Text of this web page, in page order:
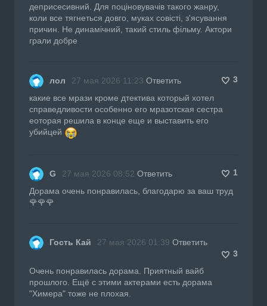
деприсесивний. Для поціновувачів такого жанру,
коли все тягнеться довго, муках совісті, з'ясування
причин. Не динамічний, такий стиль фільму. Актори
грали добре
лол 27 мая 2026 11:23 Ответить
3
какие все мрази кроме дтектива который хотел
справедливости особенно его мразотская сестра
еоторая решила в конце еще и выставить его
убийцей
G 27 мая 2026 08:52 Ответить
1
Дорама очень понравилась, благодарю за ваш труд
🌹🌹🌹
Гость Кай 27 мая 2026 01:39 Ответить
3
Очень понравилась дорама. Приятный вайб
прошлого. Ещё с этими актерами есть дорама
"Химера" тоже не плохая.